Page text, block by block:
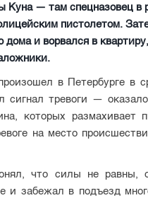
— там спецназовец в
пистолетом.
и ворвался в
в Петербурге в
сигнал тревоги —
которых размахивает
на место
что силы не равны,
и забежал в подъезд